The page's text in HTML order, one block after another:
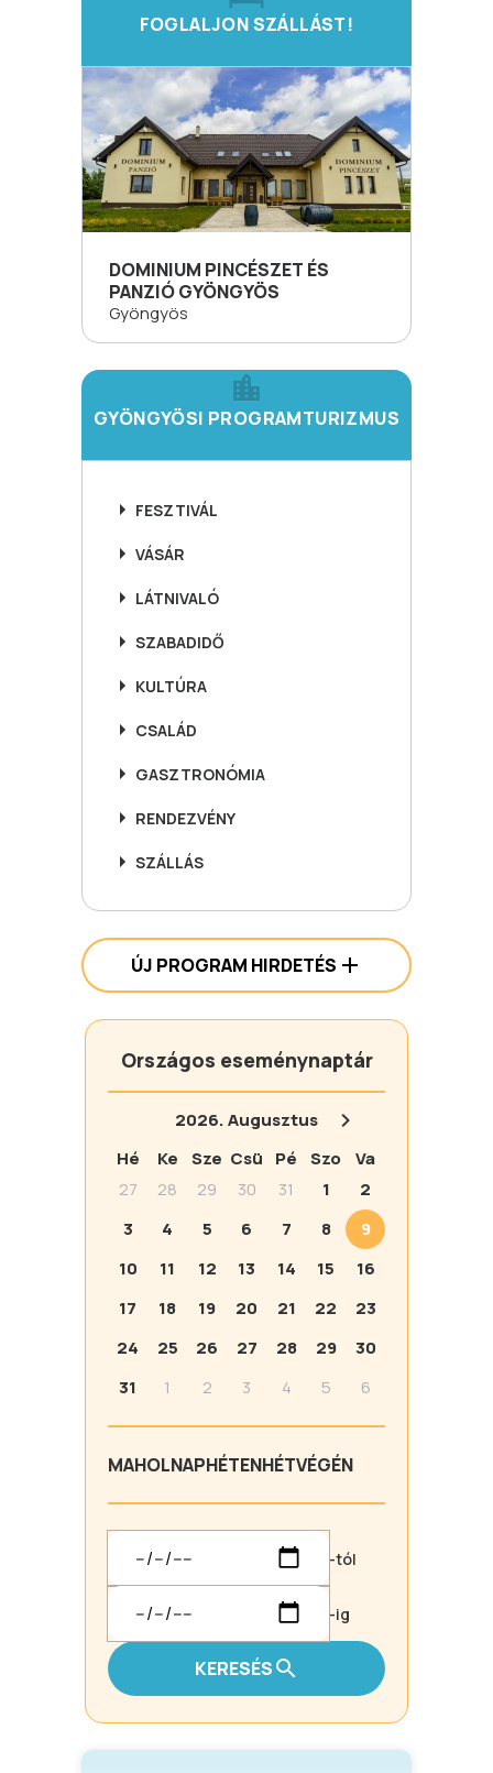
FOGLALJON SZÁLLÁST!
DOMINIUM PINCÉSZET ÉS
PANZIÓ GYÖNGYÖS
Gyöngyös
GYÖNGYÖSI PROGRAMTURIZMUS
FESZTIVÁL
VÁSÁR
LÁTNIVALÓ
SZABADIDŐ
KULTÚRA
CSALÁD
GASZTRONÓMIA
RENDEZVÉNY
SZÁLLÁS
ÚJ PROGRAM HIRDETÉS
Országos eseménynaptár
2026.Augusztus
Hé
Ke Sze Csü Pé Szo
Va
27
28 29 30 31 1
2
3
4 5 6 7 8
9
10
11 12 13 14 15
16
17
18 19 20 21 22
23
24
25 26 27 28 29
30
31
1 2 3 4 5 6
MAHOLNAPHÉTENHÉTVÉGÉN
-tól
-ig
KERESÉS